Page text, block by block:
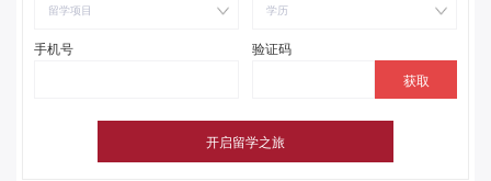
留学项目 学历
手机号 验证码